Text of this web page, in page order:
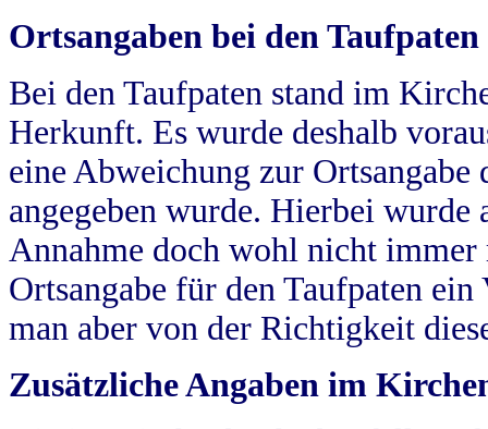
Ortsangaben bei den Taufpaten
Bei den Taufpaten stand im
Herkunft. Es wurde deshalb
eine Abweichung zur
angegeben wurde. Hierbei wurde
Annahme doch wohl nicht
Ortsangabe für den Taufpaten
man aber von der Richtigkeit
Zusätzliche Angaben im